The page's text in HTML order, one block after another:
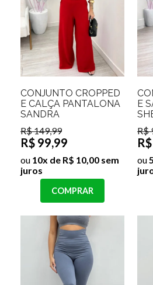
CONJUNTO CROPPED
E CALÇA PANTALONA
SANDRA
R$ 149,99
R$ 99,99
ou 10x de R$ 10,00 sem
juros
COMPRAR
E
R$
ou